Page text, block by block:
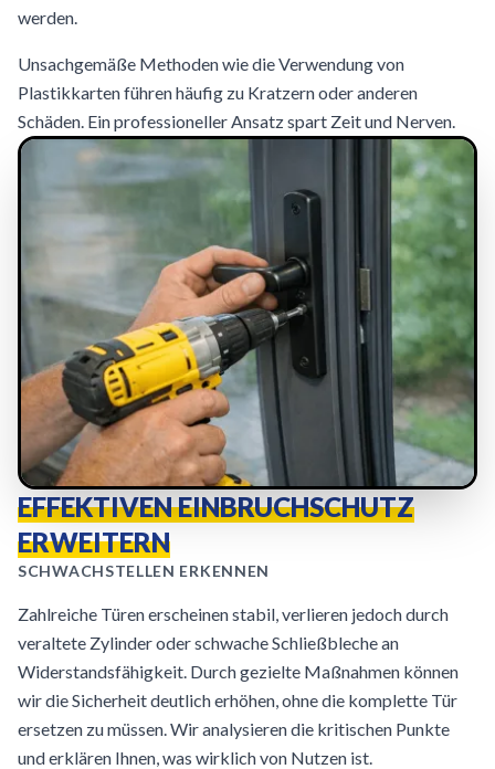
werden.
Unsachgemäße Methoden wie die Verwendung von
Plastikkarten führen häufig zu Kratzern oder anderen
Schäden. Ein professioneller Ansatz spart Zeit und Nerven.
EFFEKTIVEN EINBRUCHSCHUTZ
ERWEITERN
SCHWACHSTELLEN ERKENNEN
Zahlreiche Türen erscheinen stabil, verlieren jedoch durch
veraltete Zylinder oder schwache Schließbleche an
Widerstandsfähigkeit. Durch gezielte Maßnahmen können
wir die Sicherheit deutlich erhöhen, ohne die komplette Tür
ersetzen zu müssen. Wir analysieren die kritischen Punkte
und erklären Ihnen, was wirklich von Nutzen ist.